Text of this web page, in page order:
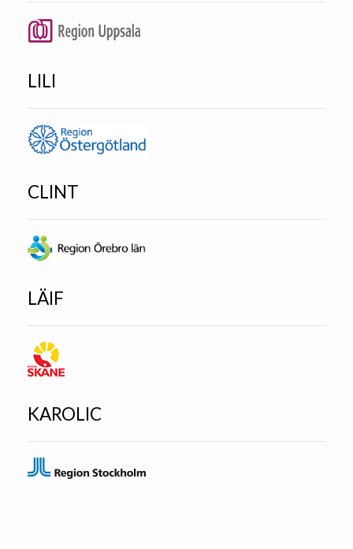
LILI
CLINT
LÄIF
KAROLIC